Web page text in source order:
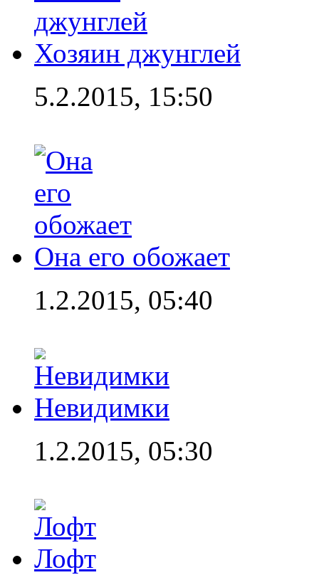
Хозяин джунглей
5.2.2015, 15:50
Она его обожает
1.2.2015, 05:40
Невидимки
1.2.2015, 05:30
Лофт